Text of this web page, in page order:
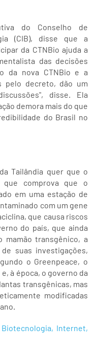
do Conselho de
(CIB), disse que a
da CTNBio ajuda a
das decisões
da nova CTNBio e a
pelo decreto, dão um
disse. Ela
demora mais do que
do Brasil no
Tailândia quer que o
que comprova que o
em uma estação de
com um gene
que causa riscos
do país, que ainda
mamão transgênico, a
suas investigações,
o Greenpeace, o
à época, o governo da
transgênicas, mas
modificadas
Internet,